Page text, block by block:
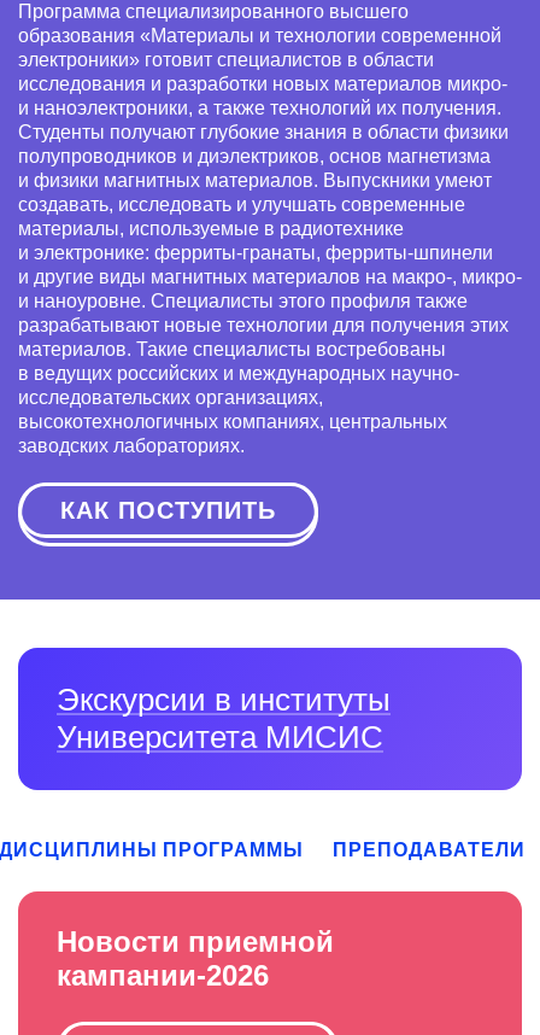
Программа специализированного высшего
образования «Материалы и технологии современной
электроники» готовит специалистов в области
исследования и разработки новых материалов микро-
и наноэлектроники, а также технологий их получения.
Студенты получают глубокие знания в области физики
полупроводников и диэлектриков, основ магнетизма
и физики магнитных материалов. Выпускники умеют
создавать, исследовать и улучшать современные
материалы, используемые в радиотехнике
и электронике: ферриты-гранаты, ферриты-шпинели
и другие виды магнитных материалов на макро-, микро-
и наноуровне. Специалисты этого профиля также
разрабатывают новые технологии для получения этих
материалов. Такие специалисты востребованы
в ведущих российских и международных научно-
исследовательских организациях,
высокотехнологичных компаниях, центральных
заводских лабораториях.
КАК ПОСТУПИТЬ
Экскурсии в институты
Университета МИСИС
ПРОГРАММЫ ПРЕПОДАВАТЕЛИ
Новости приемной
кампании-2026